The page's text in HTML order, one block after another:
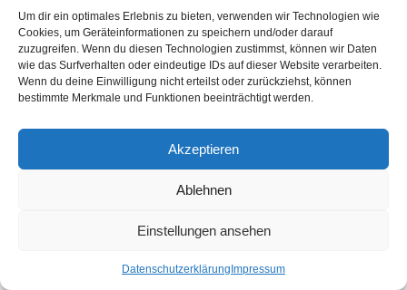
Um dir ein optimales Erlebnis zu bieten, verwenden wir Technologien wie
Cookies, um Geräteinformationen zu speichern und/oder darauf
zuzugreifen. Wenn du diesen Technologien zustimmst, können wir Daten
wie das Surfverhalten oder eindeutige IDs auf dieser Website verarbeiten.
Wenn du deine Einwilligung nicht erteilst oder zurückziehst, können
bestimmte Merkmale und Funktionen beeinträchtigt werden.
Akzeptieren
Ablehnen
Einstellungen ansehen
Datenschutzerklärung Impressum
Termine
Kabarettisten
Spielorte
Top Links
Kabarettisten in Österreich: Aktuelle Stars & Programme
Kontakt